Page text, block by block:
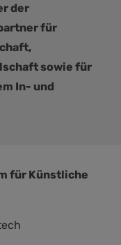
der
für
sowie für
In- und
für Künstliche